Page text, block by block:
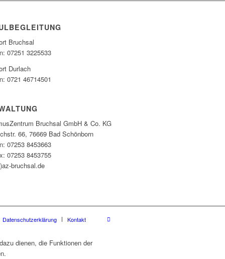
Bruchsal
07251 3225533
Durlach
0721 46714501
Bruchsal GmbH & Co. KG
66, 76669 Bad Schönborn
07253 8453663
07253 8453755
bruchsal.de
Datenschutzerklärung Kontakt
dienen, die Funktionen der